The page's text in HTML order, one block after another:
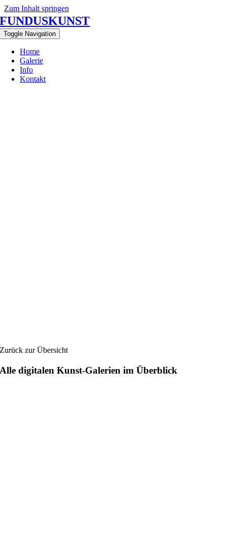
Zum Inhalt springen
FUNDUSKUNST
Toggle Navigation
Home
Galerie
Info
Kontakt
Zurück zur Übersicht
Alle digitalen Kunst-Galerien im Überblick